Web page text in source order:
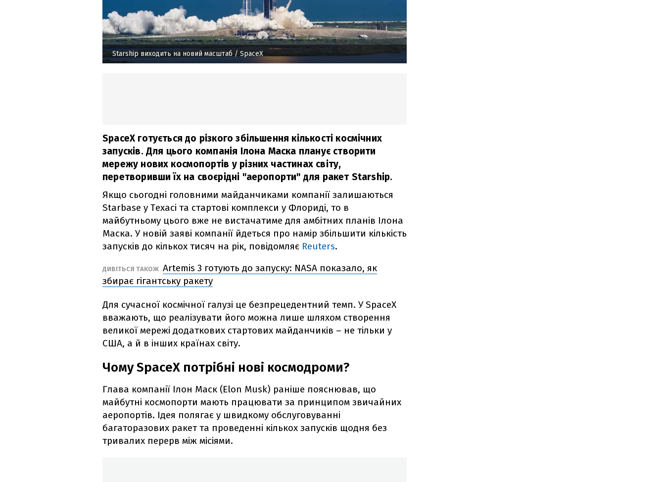
Starship виходить на новий масштаб/ SpaceX
SpaceX готується до різкого збільшення кількості космічних
запусків. Для цього компанія Ілона Маска планує створити
мережу нових космопортів у різних частинах світу,
перетворивши їх на своєрідні "аеропорти" для ракет Starship.
Якщо сьогодні головними майданчиками компанії залишаються
Starbase у Техасі та стартові комплекси у Флориді, то в
майбутньому цього вже не вистачатиме для амбітних планів Ілона
Маска. У новій заяві компанії йдеться про намір збільшити кількість
запусків до кількох тисяч на рік, повідомляє Reuters.
ДИВІТЬСЯ ТАКОЖ Artemis 3 готують до запуску: NASA показало, як
збирає гігантську ракету
Для сучасної космічної галузі це безпрецедентний темп. У SpaceX
вважають, що реалізувати його можна лише шляхом створення
великої мережі додаткових стартових майданчиків – не тільки у
США, а й в інших країнах світу.
Чому SpaceX потрібні нові космодроми?
Глава компанії Ілон Маск (Elon Musk) раніше пояснював, що
майбутні космопорти мають працювати за принципом звичайних
аеропортів. Ідея полягає у швидкому обслуговуванні
багаторазових ракет та проведенні кількох запусків щодня без
тривалих перерв між місіями.